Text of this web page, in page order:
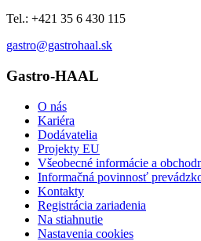
Tel.: +421 35 6 430 115
gastro@gastrohaal.sk
Gastro-HAAL
O nás
Kariéra
Dodávatelia
Projekty EU
Všeobecné informácie a
Informačná povinnosť
Kontakty
Registrácia zariadenia
Na stiahnutie
Nastavenia cookies